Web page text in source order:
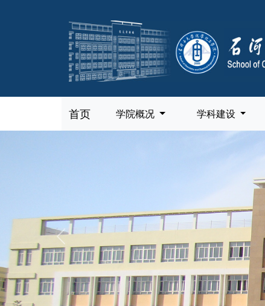
首页 学院概况 学科建设